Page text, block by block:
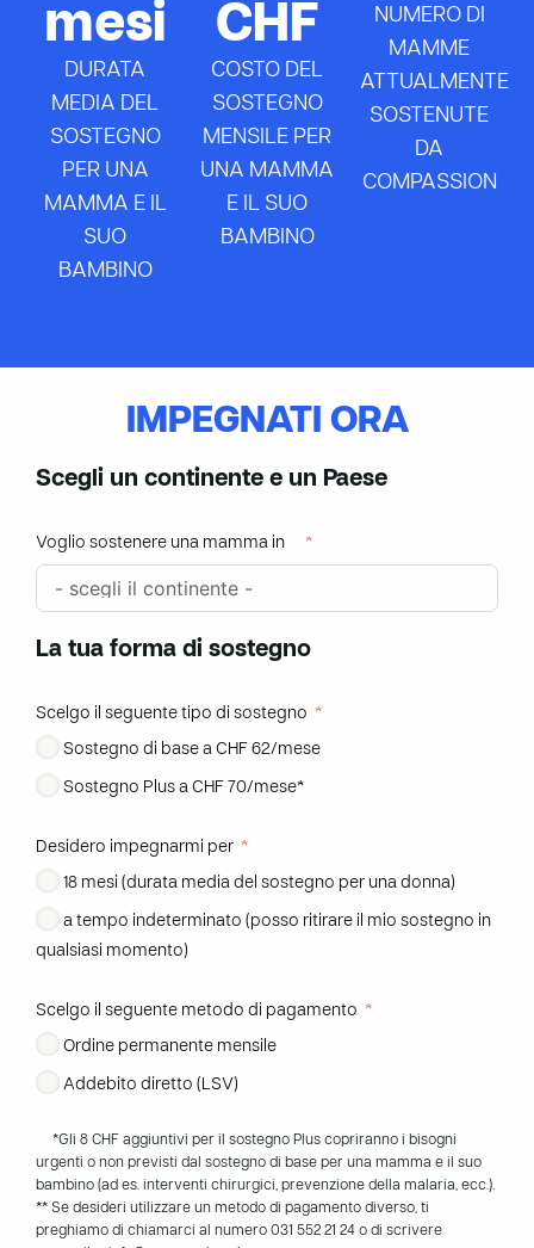
mesi
DURATA
MEDIA DEL
SOSTEGNO
PER UNA
MAMMA E IL
SUO
BAMBINO
CHF
COSTO DEL
SOSTEGNO
MENSILE PER
UNA MAMMA
E IL SUO
BAMBINO
NUMERO DI
MAMME
ATTUALMENTE
SOSTENUTE
DA
COMPASSION
IMPEGNATI ORA
Scegli un continente e un Paese
Voglio sostenere una mamma in
La tua forma di sostegno
Scelgo il seguente tipo di sostegno
Sostegno di base a CHF 62/mese
Sostegno Plus a CHF 70/mese*
Desidero impegnarmi per
18 mesi (durata media del sostegno per una donna)
a tempo indeterminato (posso ritirare il mio sostegno in
qualsiasi momento)
Scelgo il seguente metodo di pagamento
Ordine permanente mensile
Addebito diretto (LSV)
*Gli 8 CHF aggiuntivi per il sostegno Plus copriranno i bisogni
urgenti o non previsti dal sostegno di base per una mamma e il suo
bambino (ad es. interventi chirurgici, prevenzione della malaria, ecc.).
** Se desideri utilizzare un metodo di pagamento diverso, ti
preghiamo di chiamarci al numero 031 552 21 24 o di scrivere